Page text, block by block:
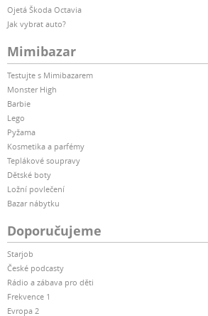
Ojetá Škoda Octavia
Jak vybrat auto?
Mimibazar
Testujte s Mimibazarem
Monster High
Barbie
Lego
Pyžama
Kosmetika a parfémy
Teplákové soupravy
Dětské boty
Ložní povlečení
Bazar nábytku
Doporučujeme
Starjob
České podcasty
Rádio a zábava pro děti
Frekvence 1
Evropa 2